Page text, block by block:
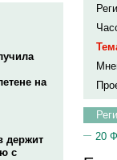
на
держит
с
20